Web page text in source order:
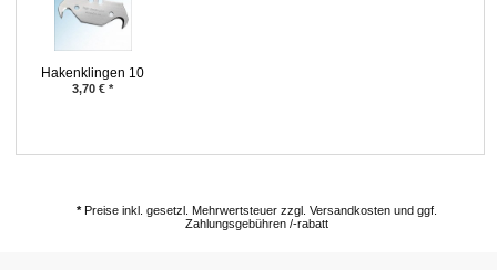
Hakenklingen 10
Stück
3,70 € *
*Preise inkl. gesetzl. Mehrwertsteuer zzgl. Versandkosten und ggf.
Zahlungsgebühren /-rabatt